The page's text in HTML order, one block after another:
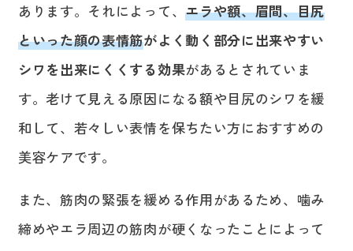
あります。それによって、エラや額、眉間、目尻
といった顔の表情筋がよく動く部分に出来やすい
シワを出来にくくする効果があるとされていま
す。老けて見える原因になる額や目尻のシワを緩
和して、若々しい表情を保ちたい方におすすめの
美容ケアです。
また、筋肉の緊張を緩める作用があるため、噛み
締めやエラ周辺の筋肉が硬くなったことによって